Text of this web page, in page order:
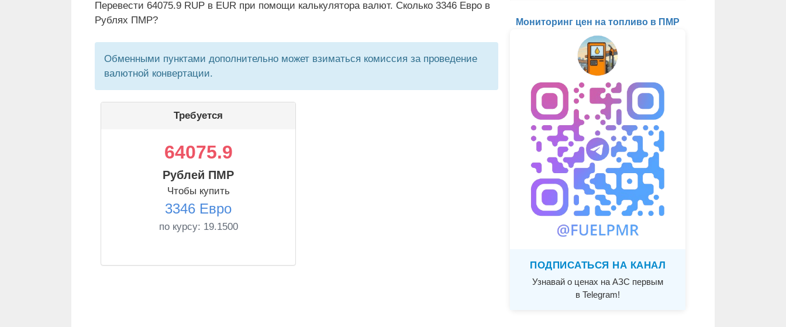
Перевести 64075.9 RUP в EUR при помощи калькулятора валют. Сколько 3346 Евро в
Рублях ПМР?
Обменными пунктами дополнительно может взиматься комиссия за проведение
валютной конвертации.
Требуется
64075.9
Рублей ПМР
Чтобы купить
3346 Евро
по курсу: 19.1500
Мониторинг цен на топливо в ПМР
ПОДПИСАТЬСЯ НА КАНАЛ
Узнавай о ценах на АЗС первым
в Telegram!